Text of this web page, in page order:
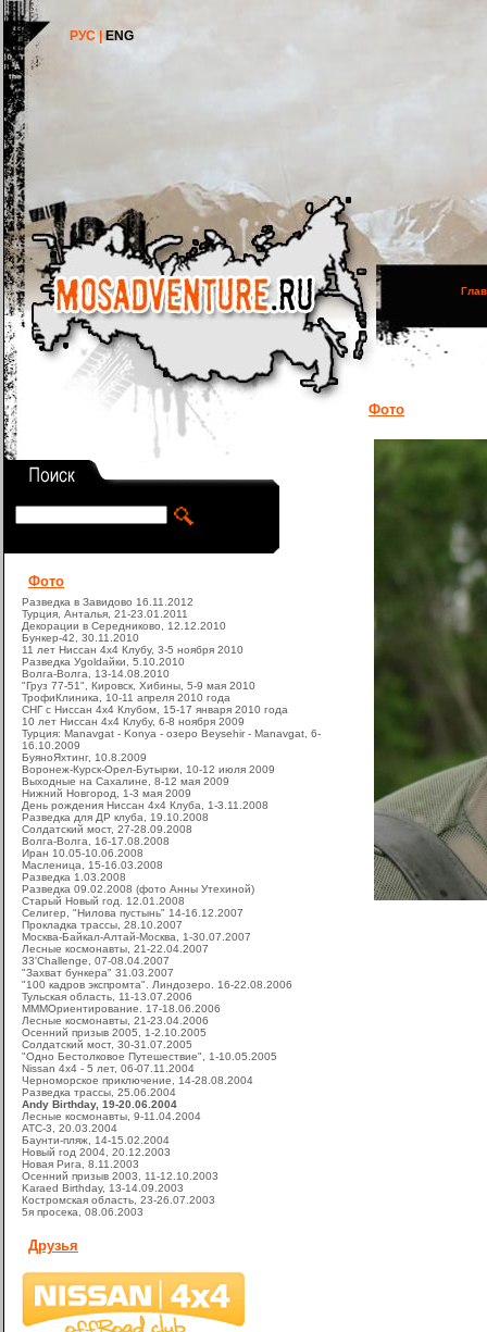
РУС |ENG
Фото
Разведка в Завидово 16.11.2012
Турция, Анталья, 21-23.01.2011
Декорации в Середниково, 12.12.2010
Бункер-42, 30.11.2010
11 лет Ниссан 4х4 Клубу, 3-5 ноября 2010
Разведка Уgoldайки, 5.10.2010
Волга-Волга, 13-14.08.2010
"Груз 77-51", Кировск, Хибины, 5-9 мая 2010
ТрофиКлиника, 10-11 апреля 2010 года
СНГ с Ниссан 4х4 Клубом, 15-17 января 2010 года
10 лет Ниссан 4х4 Клубу, 6-8 ноября 2009
Турция: Manavgat - Konya - озеро Beysehir - Manavgat, 6-
16.10.2009
БуяноЯхтинг, 10.8.2009
Воронеж-Курск-Орел-Бутырки, 10-12 июля 2009
Выходные на Сахалине, 8-12 мая 2009
Нижний Новгород, 1-3 мая 2009
День рождения Ниссан 4х4 Клуба, 1-3.11.2008
Разведка для ДР клуба, 19.10.2008
Солдатский мост, 27-28.09.2008
Волга-Волга, 16-17.08.2008
Иран 10.05-10.06.2008
Масленица, 15-16.03.2008
Разведка 1.03.2008
Разведка 09.02.2008 (фото Анны Утехиной)
Старый Новый год. 12.01.2008
Селигер, "Нилова пустынь" 14-16.12.2007
Прокладка трассы, 28.10.2007
Москва-Байкал-Алтай-Москва, 1-30.07.2007
Лесные космонавты, 21-22.04.2007
33'Challenge, 07-08.04.2007
"Захват бункера" 31.03.2007
"100 кадров экспромта". Линдозеро. 16-22.08.2006
Тульская область, 11-13.07.2006
МММОриентирование. 17-18.06.2006
Лесные космонавты, 21-23.04.2006
Осенний призыв 2005, 1-2.10.2005
Солдатский мост, 30-31.07.2005
"Одно Бестолковое Путешествие", 1-10.05.2005
Nissan 4x4 - 5 лет, 06-07.11.2004
Черноморское приключение, 14-28.08.2004
Разведка трассы, 25.06.2004
Andy Birthday, 19-20.06.2004
Лесные космонавты, 9-11.04.2004
ATC-3, 20.03.2004
Баунти-пляж, 14-15.02.2004
Новый год 2004, 20.12.2003
Новая Рига, 8.11.2003
Осенний призыв 2003, 11-12.10.2003
Karaed Birthday, 13-14.09.2003
Костромская область, 23-26.07.2003
5я просека, 08.06.2003
Друзья
Фото